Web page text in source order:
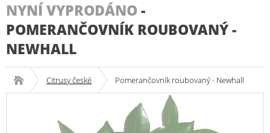
NYNÍ VYPRODÁNO -
POMERANČOVNÍK ROUBOVANÝ -
NEWHALL
Citrusy české Pomerančovník roubovaný - Newhall